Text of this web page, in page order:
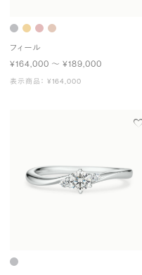
フィール
¥164,000 〜 ¥189,000
表示商品： ¥164,000